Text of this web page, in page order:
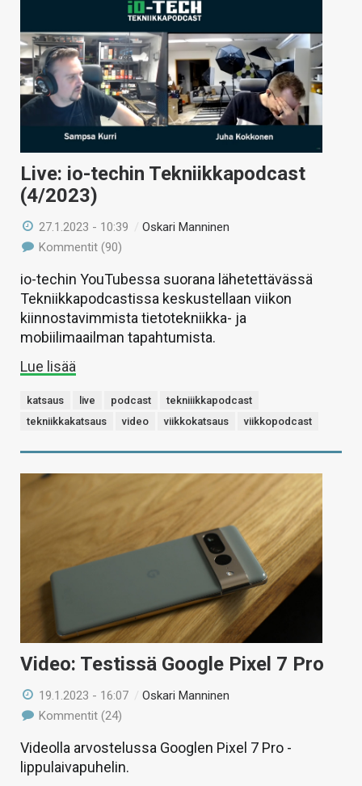
Live: io-techin Tekniikkapodcast
(4/2023)
27.1.2023 - 10:39 /Oskari Manninen
Kommentit (90)
io-techin YouTubessa suorana lähetettävässä
Tekniikkapodcastissa keskustellaan viikon
kiinnostavimmista tietotekniikka- ja
mobiilimaailman tapahtumista.
Lue lisää
katsaus live podcast
tekniiikkapodcast
tekniikkakatsaus
video viikkokatsaus viikkopodcast
Video: Testissä Google Pixel 7 Pro
19.1.2023 - 16:07 /Oskari Manninen
Kommentit (24)
Videolla arvostelussa Googlen Pixel 7 Pro -
lippulaivapuhelin.